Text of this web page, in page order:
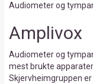
Audiometer og
Amplivox
Audiometer og
mest brukte
Skjervheimgruppen